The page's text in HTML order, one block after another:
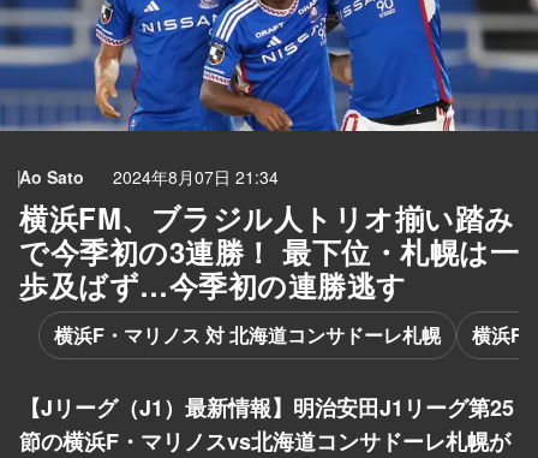
Ao Sato 2024年8月07日 21:34
横浜FM、ブラジル人トリオ揃い踏み
で今季初の3連勝！ 最下位・札幌は一
歩及ばず…今季初の連勝逃す
横浜F・マリノス 対 北海道コンサドーレ札幌 横浜F
【Jリーグ（J1）最新情報】明治安田J1リーグ第25
節の横浜F・マリノスvs北海道コンサドーレ札幌が